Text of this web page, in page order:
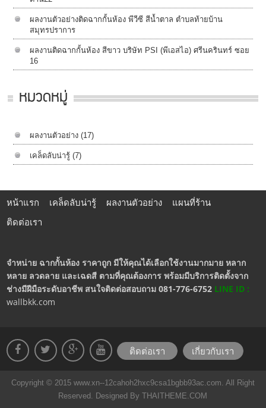
ผลงานตัวอย่างติดฉากกั้นห้อง พีวีซี สีน้ำตาล ตำบลท้ายบ้าน
สมุทรปราการ
ผลงานติดฉากกั้นห้อง สีขาว บริษัท PSI (พีเอสไอ) ศรีนครินทร์ ซอย
16
หมวดหมู่
ผลงานตัวอย่าง(17)
เคล็ดลับน่ารู้(7)
หน้าแรก เคล็ดลับน่ารู้ ผลงานตัวอย่าง
แผนที่ร้าน
ติดต่อเรา
จำหน่าย ฉากกั้นห้อง ราคาถูก มีให้คุณได้เลือกใช้งานมากมาย หลาก
หลาย ลวดลาย และเฉดสี ตามที่คุณต้องการ พร้อมมีบริการติดตั้งจาก
ช่างมีฝีมือระดับอาชีพ สนใจติดต่อสอบถาม 081-776-6752 LINE ID :
wallbkk.com
ติดต่อเรา เกี่ยวกับเรา
Copyright © 2015 www.xn--12cahoh2hxc9csa1bgbb93ac.com. All Right
Reserved. Designed By THAITHEME.COM